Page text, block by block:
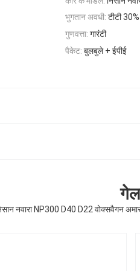
भुगतान अवधी: टीटी
गुणवत्ता: गारंटी
पैकेट: बुलबुले + ईपीई
नवारा NP300 D40 D22 वोक्सवैगन